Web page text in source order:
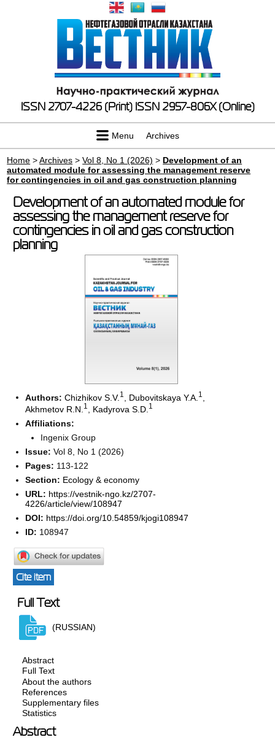
ISSN 2707-4226 (Print) ISSN 2957-806X (Online)
Menu Archives
Home >Archives >Vol 8, No 1 (2026) > Development of an
automated module for assessing the management reserve
for contingencies in oil and gas construction planning
Development of an automated module for
assessing the management reserve for
contingencies in oil and gas construction
planning
Authors:Chizhikov S.V. 1 Dubovitskaya Y.A. 1
Akhmetov R.N. 1 Kadyrova S.D. 1
Affiliations:
Ingenix Group
Issue:Vol 8, No 1 (2026)
Pages: 113-122
Section: Ecology & economy
URL: https://vestnik-ngo.kz/2707-
4226/article/view/108947
DOI: https://doi.org/10.54859/kjogi108947
ID: 108947
Cite item
Full Text
(RUSSIAN)
Abstract
Full Text
About the authors
References
Supplementary files
Statistics
Abstract